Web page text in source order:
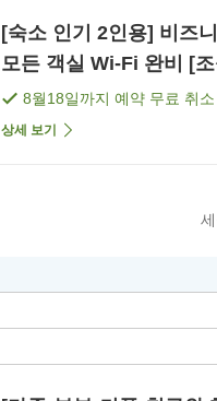
[숙소 인기 2인용] 비즈니스・관광에
모든 객실 Wi-Fi 완비 [
8월18일까지 예약 무료 취
상세 보기